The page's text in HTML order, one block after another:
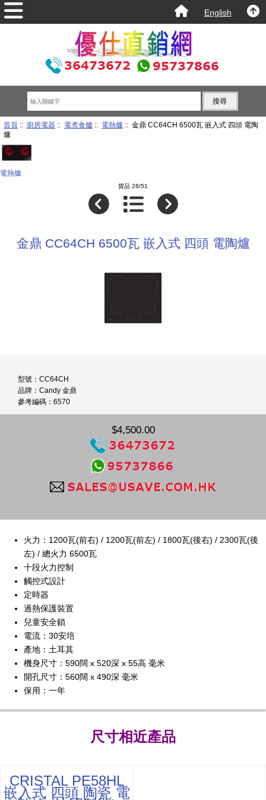
English
首頁:: 廚房電器:: 電煮食爐:: 電熱爐:: 金鼎 CC64CH 6500瓦 嵌入式 四頭 電陶
爐
電熱爐
貨品 28/51
金鼎 CC64CH 6500瓦 嵌入式 四頭 電陶爐
型號：CC64CH
品牌：Candy 金鼎
參考編碼：6570
$4,500.00
火力：1200瓦(前右) / 1200瓦(前左) / 1800瓦(後右) / 2300瓦(後
左) / 總火力 6500瓦
十段火力控制
觸控式設計
定時器
過熱保護裝置
兒童安全鎖
電流：30安培
產地：土耳其
機身尺寸：590闊 x 520深 x 55高 毫米
開孔尺寸：560闊 x 490深 毫米
保用：一年
尺寸相近產品
CRISTAL PE58HL
嵌入式 四頭 陶瓷 電